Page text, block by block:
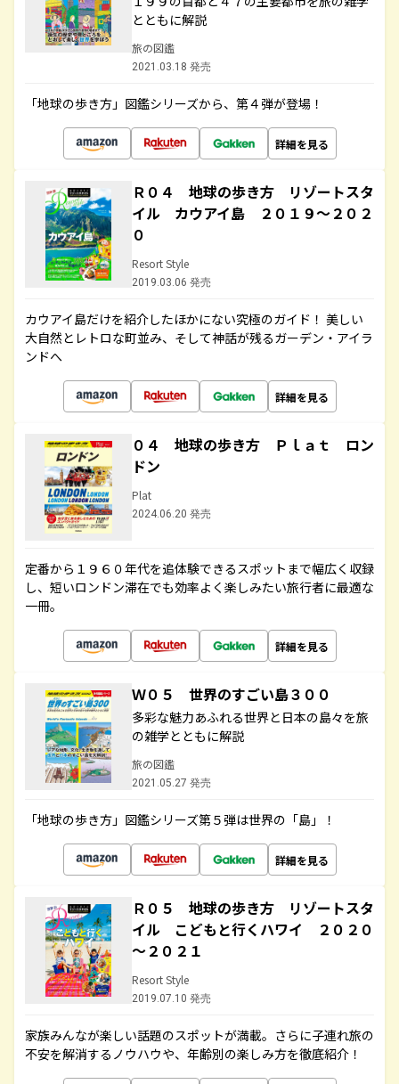
とともに解説
旅の図鑑
2021.03.18 発売
「地球の歩き方」図鑑シリーズから、第４弾が登場！
詳細を見る
Ｒ０４ 地球の歩き方 リゾートスタ
イル カウアイ島 ２０１９～２０２
０
Resort Style
2019.03.06 発売
カウアイ島だけを紹介したほかにない究極のガイド！ 美しい
大自然とレトロな町並み、そして神話が残るガーデン・アイラ
ンドへ
詳細を見る
０４ 地球の歩き方 Ｐｌａｔ ロン
ドン
Plat
2024.06.20 発売
定番から１９６０年代を追体験できるスポットまで幅広く収録
し、短いロンドン滞在でも効率よく楽しみたい旅行者に最適な
一冊。
詳細を見る
Ｗ０５ 世界のすごい島３００
多彩な魅力あふれる世界と日本の島々を旅
の雑学とともに解説
旅の図鑑
2021.05.27 発売
「地球の歩き方」図鑑シリーズ第５弾は世界の「島」！
詳細を見る
Ｒ０５ 地球の歩き方 リゾートスタ
イル こどもと行くハワイ ２０２０
～２０２１
Resort Style
2019.07.10 発売
家族みんなが楽しい話題のスポットが満載。さらに子連れ旅の
不安を解消するノウハウや、年齢別の楽しみ方を徹底紹介！